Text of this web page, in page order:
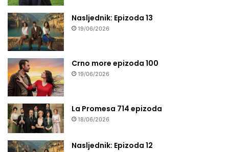
Nasljednik: Epizoda 13
19/06/2026
Crno more epizoda 100
19/06/2026
La Promesa 714 epizoda
18/06/2026
Nasljednik: Epizoda 12